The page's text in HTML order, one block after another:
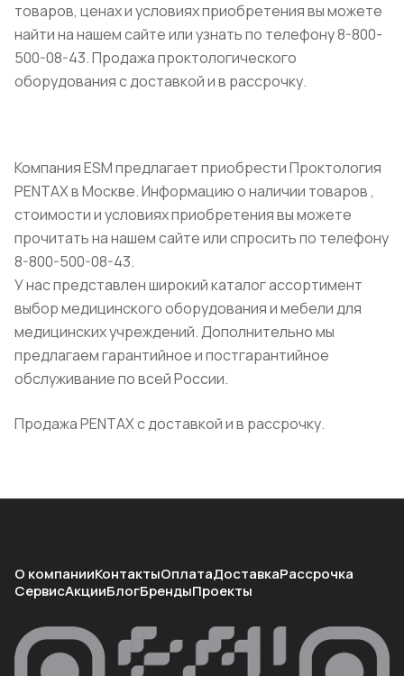
товаров, ценах и условиях приобретения вы можете
найти на нашем сайте или узнать по телефону 8-800-
500-08-43. Продажа проктологического
оборудования с доставкой и в рассрочку.
Компания ESM предлагает приобрести Проктология
PENTAX в Москве. Информацию о наличии товаров ,
стоимости и условиях приобретения вы можете
прочитать на нашем сайте или спросить по телефону
8-800-500-08-43.
У нас представлен широкий каталог ассортимент
выбор медицинского оборудования и мебели для
медицинских учреждений. Дополнительно мы
предлагаем гарантийное и постгарантийное
обслуживание по всей России.
Продажа PENTAX с доставкой и в рассрочку.
О компанииКонтактыОплатаДоставкаРассрочка
СервисАкцииБлогБрендыПроекты